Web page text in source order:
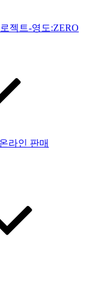
젝트-영도:ZERO
라인 판매